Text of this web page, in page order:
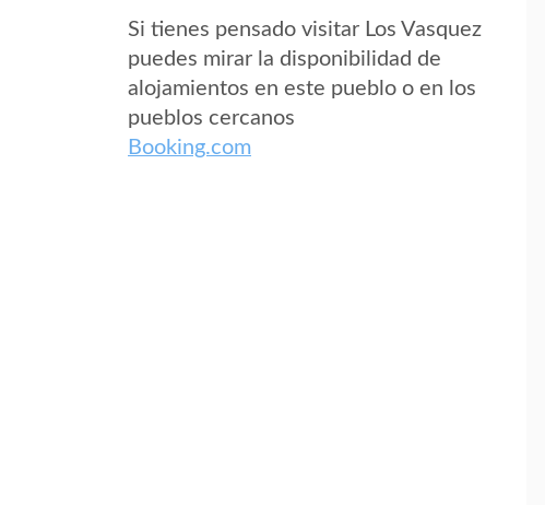
Si tienes pensado visitar Los Vasquez
puedes mirar la disponibilidad de
alojamientos en este pueblo o en los
pueblos cercanos
Booking.com